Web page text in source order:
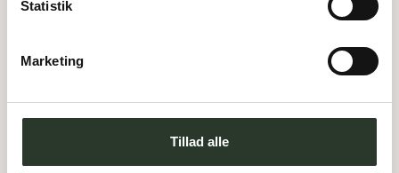
Statistik
Marketing
Tillad alle